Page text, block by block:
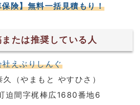
険】無料一括見積もり！
たは推奨している人
社えぶりしんぐ
（やまもと やすひさ）
迫間字梶棒広1680番地6